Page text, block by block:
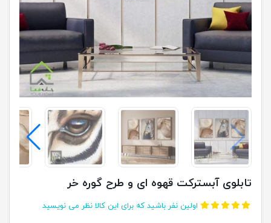
تابلوی آبسترکت قهوه ای و طرح گوره خر
اولین نفر باشید که برای این کالا نظر می نویسید